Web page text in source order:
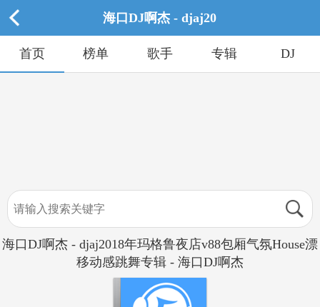
海口DJ啊杰 - djaj20
首页 榜单 歌手 专辑 DJ
海口DJ啊杰 - djaj2018年玛格鲁夜店v88包厢气氛House漂
移动感跳舞专辑 - 海口DJ啊杰